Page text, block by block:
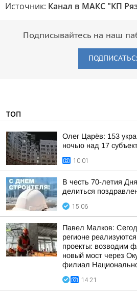
Источник: Канал в МАКС "КП
Подписывайтесь на наш
ТОП
Олег Царёв: 153
ночью над 17
10:01
В честь 70-летия
делиться
15:06
Павел Малков:
регионе
проекты: возводим
новый мост через
филиал
14:21